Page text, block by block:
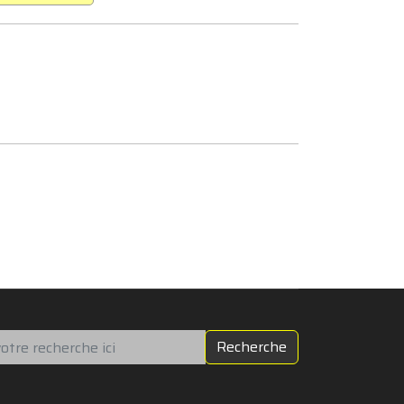
Recherche